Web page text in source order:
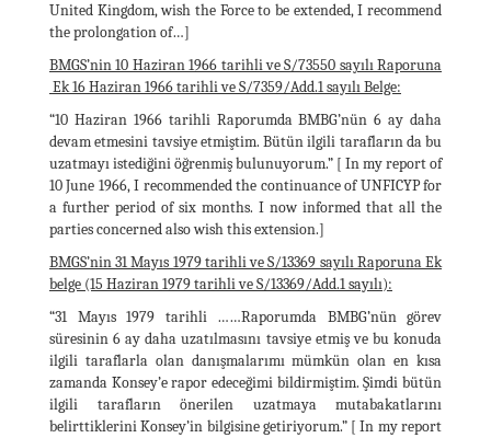
United Kingdom, wish the Force to be extended, I recommend
the prolongation of…]
BMGS’nin 10 Haziran 1966 tarihli ve S/73550 sayılı Raporuna
Ek 16 Haziran 1966 tarihli ve S/7359/Add.1 sayılı Belge:
“10 Haziran 1966 tarihli Raporumda BMBG’nün 6 ay daha
devam etmesini tavsiye etmiştim. Bütün ilgili tarafların da bu
uzatmayı istediğini öğrenmiş bulunuyorum.” [ In my report of
10 June 1966, I recommended the continuance of UNFICYP for
a further period of six months. I now informed that all the
parties concerned also wish this extension.]
BMGS’nin 31 Mayıs 1979 tarihli ve S/13369 sayılı Raporuna Ek
belge (15 Haziran 1979 tarihli ve S/13369/Add.1 sayılı):
“31 Mayıs 1979 tarihli ……Raporumda BMBG’nün görev
süresinin 6 ay daha uzatılmasını tavsiye etmiş ve bu konuda
ilgili taraflarla olan danışmalarımı mümkün olan en kısa
zamanda Konsey’e rapor edeceğimi bildirmiştim. Şimdi bütün
ilgili tarafların önerilen uzatmaya mutabakatlarını
belirttiklerini Konsey’in bilgisine getiriyorum.” [ In my report